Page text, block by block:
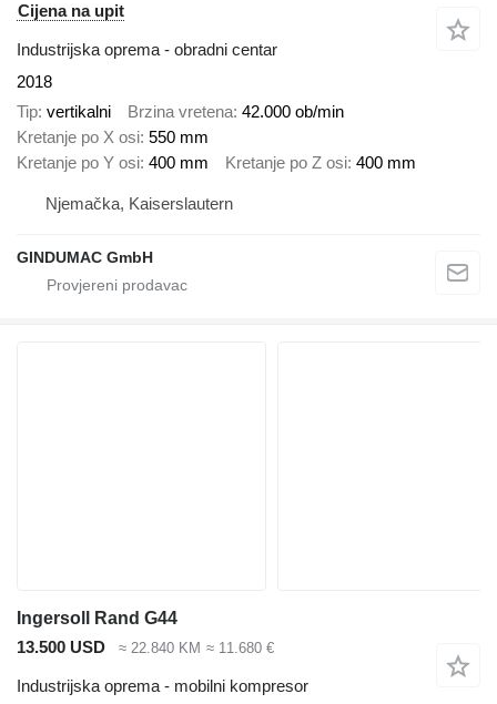
Cijena na upit
Industrijska oprema - obradni centar
2018
Tip vertikalni Brzina vretena 42.000 ob/min
Kretanje po X osi 550 mm
Kretanje po Y osi 400 mm Kretanje po Z osi 400 mm
Njemačka, Kaiserslautern
GINDUMAC GmbH
Ingersoll Rand G44
13.500 USD
≈ 22.840 KM ≈ 11.680 €
Industrijska oprema - mobilni kompresor